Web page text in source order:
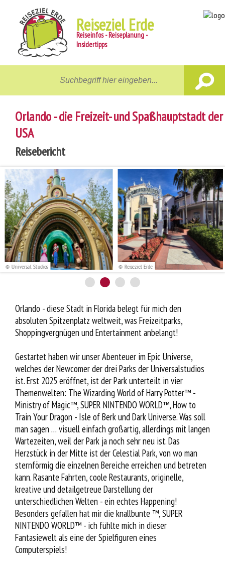
Reiseziel Erde
Reiseinfos - Reiseplanung -
Insidertipps
Unterwegs
Gastgeber
Aktiv
News
Reiseberichte
Service
Orlando - die Freizeit- und Spaßhauptstadt der
USA
Reisebericht
© Universal Studios © Reiseziel Erde
Orlando - diese Stadt in Florida belegt für mich den
absoluten Spitzenplatz weltweit, was Freizeitparks,
Shoppingvergnügen und Entertainment anbelangt!
Gestartet haben wir unser Abenteuer im Epic Universe,
welches der Newcomer der drei Parks der Universalstudios
ist. Erst 2025 eröffnet, ist der Park unterteilt in vier
Themenwelten: The Wizarding World of Harry Potter™ -
Ministry of Magic™, SUPER NINTENDO WORLD™, How to
Train Your Dragon - Isle of Berk und Dark Universe. Was soll
man sagen … visuell einfach großartig, allerdings mit langen
Wartezeiten, weil der Park ja noch sehr neu ist. Das
Herzstück in der Mitte ist der Celestial Park, von wo man
sternförmig die einzelnen Bereiche erreichen und betreten
kann. Rasante Fahrten, coole Restaurants, originelle,
kreative und detailgetreue Darstellung der
unterschiedlichen Welten - ein echtes Happening!
Besonders gefallen hat mir die knallbunte ™, SUPER
NINTENDO WORLD™ - ich fühlte mich in dieser
Fantasiewelt als eine der Spielfiguren eines
Computerspiels!